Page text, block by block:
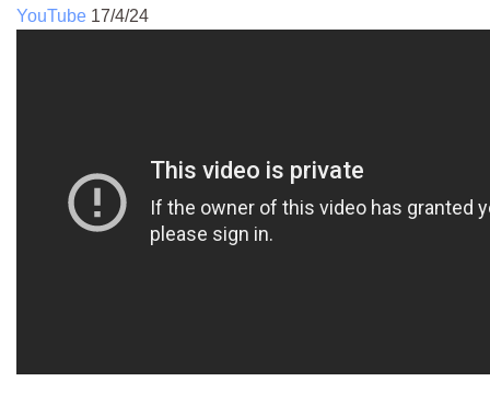
YouTube 17/4/24